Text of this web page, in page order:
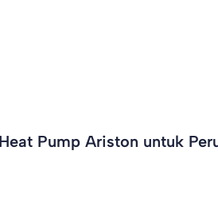
Pump Ariston untuk